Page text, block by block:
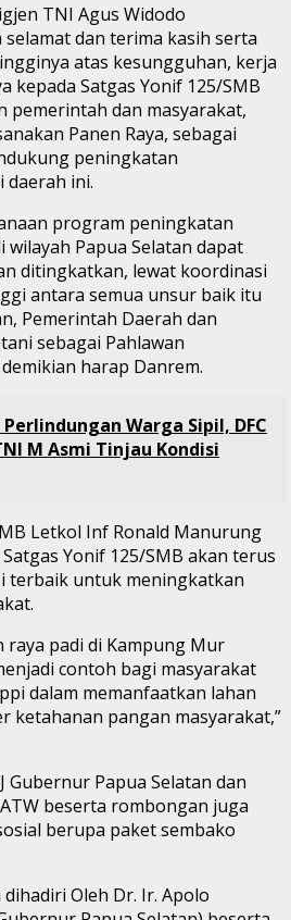
TNI Agus Widodo
dan terima kasih serta
atas kesungguhan, kerja
kepada Satgas Yonif 125/SMB
pemerintah dan masyarakat,
Panen Raya, sebagai
peningkatan
daerah ini.
program peningkatan
wilayah Papua Selatan dapat
ditingkatkan, lewat koordinasi
antara semua unsur baik itu
Pemerintah Daerah dan
sebagai Pahlawan
harap Danrem.
Warga Sipil, DFC
M Asmi Tinjau Kondisi
Letkol Inf Ronald Manurung
Yonif 125/SMB akan terus
terbaik untuk meningkatkan
raya padi di Kampung Mur
contoh bagi masyarakat
dalam memanfaatkan lahan
ketahanan pangan masyarakat,”
Gubernur Papua Selatan dan
beserta rombongan juga
berupa paket sembako
Oleh Dr. Ir. Apolo